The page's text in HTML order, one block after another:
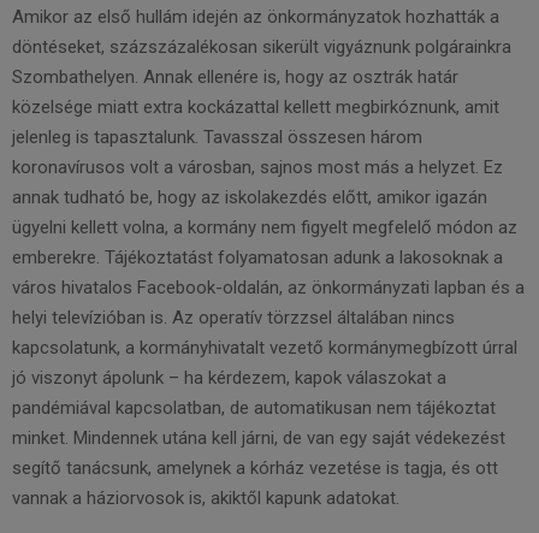
Amikor az első hullám idején az önkormányzatok hozhatták a
döntéseket, százszázalékosan sikerült vigyáznunk polgárainkra
Szombathelyen. Annak ellenére is, hogy az osztrák határ
közelsége miatt extra kockázattal kellett megbirkóznunk, amit
jelenleg is tapasztalunk. Tavasszal összesen három
koronavírusos volt a városban, sajnos most más a helyzet. Ez
annak tudható be, hogy az iskolakezdés előtt, amikor igazán
ügyelni kellett volna, a kormány nem figyelt megfelelő módon az
emberekre. Tájékoztatást folyamatosan adunk a lakosoknak a
város hivatalos Facebook-oldalán, az önkormányzati lapban és a
helyi televízióban is. Az operatív törzzsel általában nincs
kapcsolatunk, a kormányhivatalt vezető kormánymegbízott úrral
jó viszonyt ápolunk – ha kérdezem, kapok válaszokat a
pandémiával kapcsolatban, de automatikusan nem tájékoztat
minket. Mindennek utána kell járni, de van egy saját védekezést
segítő tanácsunk, amelynek a kórház vezetése is tagja, és ott
vannak a háziorvosok is, akiktől kapunk adatokat.